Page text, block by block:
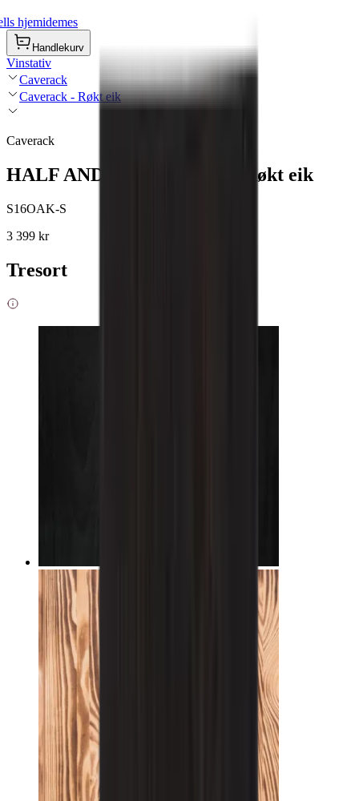
hjemidemes
Handlekurv
Vinstativ
Caverack
Caverack - Røkt eik
Caverack
HALF ANDINO - 7 flasker - Røkt eik
S16OAK-S
3 399 kr
Tresort